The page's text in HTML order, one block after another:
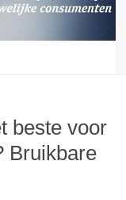
beste voor
Bruikbare